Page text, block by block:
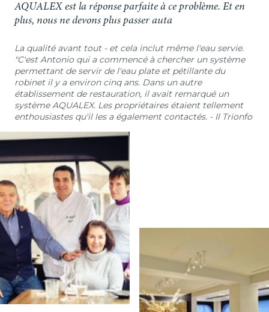
AQUALEX est la réponse parfaite à ce problème. Et en
plus, nous ne devons plus passer auta
La qualité avant tout - et cela inclut même l'eau servie.
"C'est Antonio qui a commencé à chercher un système
permettant de servir de l'eau plate et pétillante du
robinet il y a environ cinq ans. Dans un autre
établissement de restauration, il avait remarqué un
système AQUALEX. Les propriétaires étaient tellement
enthousiastes qu'il les a également contactés. - Il Trionfo